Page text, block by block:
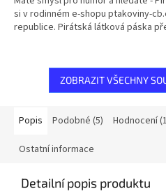
5
hvězdiček.
si v rodinném e-shopu ptakoviny-
republice. Pirátská látková páska
ZOBRAZIT VŠECHNY
Popis Podobné (5) Hodnocení
Ostatní informace
Detailní popis produktu